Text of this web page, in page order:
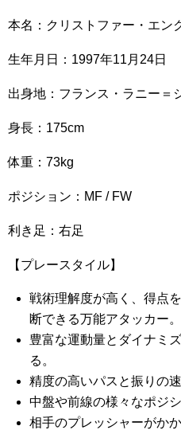
本名：クリストファー・エン
生年月日：1997年11月24日
出身地：フランス・ラニー＝
身長：175cm
体重：73kg
ポジション：MF / FW
利き足：右足
【プレースタイル】
戦術理解度が高く、得点
断できる万能アタッカー。
豊富な運動量とダイナミ
る。
精度の高いパスと振りの
中盤や前線の様々なポジ
相手のプレッシャーがか